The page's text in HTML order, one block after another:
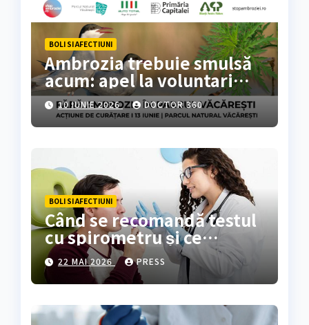
BOLI SI AFECTIUNI
Ambrozia trebuie smulsă
acum: apel la voluntari
pentru acțiune de curățare
în Parcul Natural
Văcărești
10 IUNIE 2026 DOCTOR 360
BOLI SI AFECTIUNI
Când se recomandă testul
cu spirometru și ce
rezultate oferă?
22 MAI 2026 PRESS